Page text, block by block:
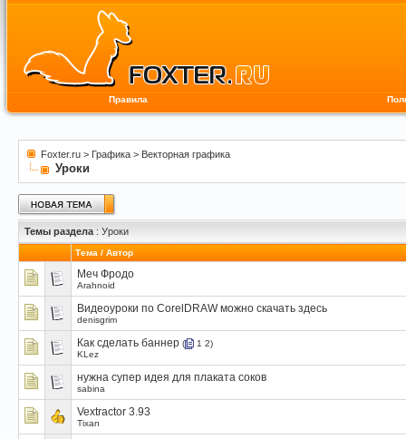
Правила
Foxter.ru > Графика > Векторная графика
Уроки
Темы раздела : Уроки
Тема / Автор
Меч Фродо
Arahnoid
Видеоуроки по CorelDRAW можно скачать здесь
denisgrim
Как сделать баннер ( 1 2)
KLez
нужна супер идея для плаката соков
sabina
Vextractor 3.93
Tixan